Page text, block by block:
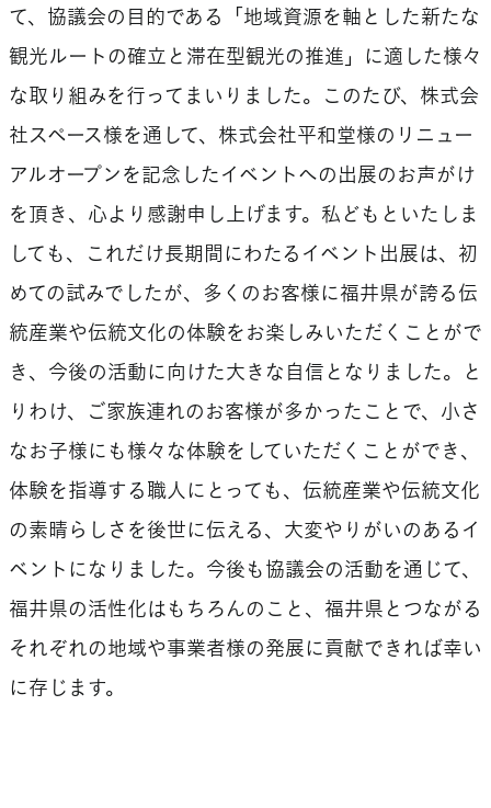
て、協議会の目的である「地域資源を軸とした新たな
観光ルートの確立と滞在型観光の推進」に適した様々
な取り組みを行ってまいりました。このたび、株式会
社スペース様を通して、株式会社平和堂様のリニュー
アルオープンを記念したイベントへの出展のお声がけ
を頂き、心より感謝申し上げます。私どもといたしま
しても、これだけ長期間にわたるイベント出展は、初
めての試みでしたが、多くのお客様に福井県が誇る伝
統産業や伝統文化の体験をお楽しみいただくことがで
き、今後の活動に向けた大きな自信となりました。と
りわけ、ご家族連れのお客様が多かったことで、小さ
なお子様にも様々な体験をしていただくことができ、
体験を指導する職人にとっても、伝統産業や伝統文化
の素晴らしさを後世に伝える、大変やりがいのあるイ
ベントになりました。今後も協議会の活動を通じて、
福井県の活性化はもちろんのこと、福井県とつながる
それぞれの地域や事業者様の発展に貢献できれば幸い
に存じます。